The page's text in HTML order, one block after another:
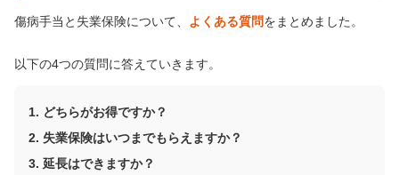
傷病手当と失業保険について、 よくある質問をまとめました。
以下の4つの質問に答えていきます。
どちらがお得ですか？
失業保険はいつまでもらえますか？
延長はできますか？